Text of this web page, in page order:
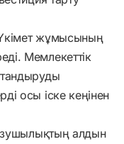
жұмысының
Мемлекеттік
осы іске кеңінен
алдын